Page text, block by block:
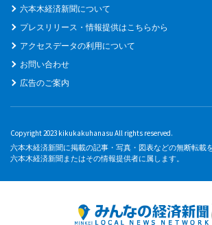
六本木経済新聞について
プレスリリース・情報提供はこちらから
アクセスデータの利用について
お問い合わせ
広告のご案内
Copyright 2023 kikukakuhanasu All rights reserved.
六本木経済新聞に掲載の記事・写真・図表などの無断転載
六本木経済新聞またはその情報提供者に属します。